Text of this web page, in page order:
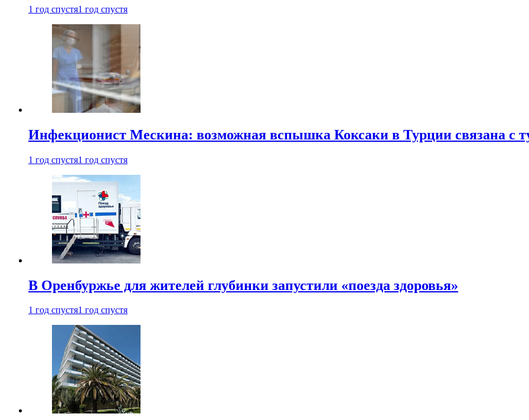
1 год спустя1 год спустя
Инфекционист Мескина: возможная вспышка Коксаки в Турции связана с
1 год спустя1 год спустя
В Оренбуржье для жителей глубинки запустили «поезда здоровья»
1 год спустя1 год спустя